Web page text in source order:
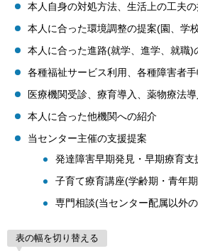
本人自身の対処方法、生活上の工夫の
本人に合った環境調整の提案(園、
本人に合った進路(就学、進学、就職)
各種福祉サービス利用、各種障害者
医療機関受診、療育導入、薬物療法
本人に合った他機関への紹介
当センター主催の支援提案
発達障害早期発見・早期療育支
子育て療育講座(学齢期・青年
専門相談(当センター配属以外
表の幅を切り替える